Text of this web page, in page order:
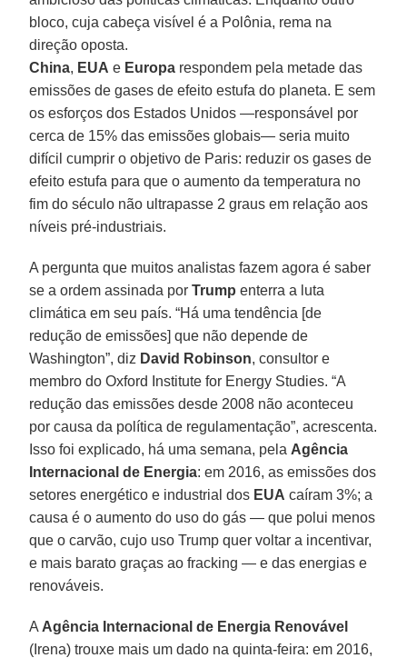
bloco, cuja cabeça visível é a Polônia, rema na
direção oposta.
China, EUA e Europa respondem pela metade das
emissões de gases de efeito estufa do planeta. E sem
os esforços dos Estados Unidos —responsável por
cerca de 15% das emissões globais— seria muito
difícil cumprir o objetivo de Paris: reduzir os gases de
efeito estufa para que o aumento da temperatura no
fim do século não ultrapasse 2 graus em relação aos
níveis pré-industriais.
A pergunta que muitos analistas fazem agora é saber
se a ordem assinada porTrump enterra a luta
climática em seu país. “Há uma tendência [de
redução de emissões] que não depende de
Washington”, diz David Robinson, consultor e
membro do Oxford Institute for Energy Studies. “A
redução das emissões desde 2008 não aconteceu
por causa da política de regulamentação”, acrescenta.
Isso foi explicado, há uma semana, pela Agência
Internacional de Energia: em 2016, as emissões dos
setores energético e industrial dos EUA caíram 3%; a
causa é o aumento do uso do gás — que polui menos
que o carvão, cujo uso Trump quer voltar a incentivar,
e mais barato graças ao fracking — e das energias e
renováveis.
A Agência Internacional de Energia Renovável
(Irena) trouxe mais um dado na quinta-feira: em 2016,